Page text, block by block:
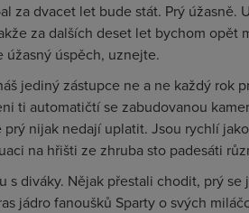
za dvacet let bude stát. Prý úžasně.
za dalších deset let bychom opět
úžasný úspěch, uznejte.
jediný zástupce ne a ne každý rok
ti automatičtí se zabudovanou
nijak nedají uplatit. Jsou rychlí
na hřišti ze zhruba sto padesáti
s diváky. Nějak přestali chodit, prý se
jádro fanoušků Sparty o svých